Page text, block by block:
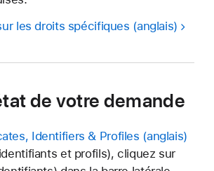
les droits spécifiques
de votre demande
Identifiers & Profiles
et profils), cliquez sur